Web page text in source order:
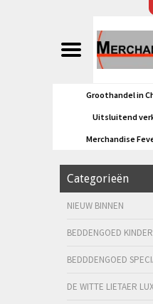
Groothandel in
Uitsluitend
Merchandise
Categorieën
NIEUW BINNEN
BEDDENGOED
BEDDDENGOED
DE WITTE LIETAER